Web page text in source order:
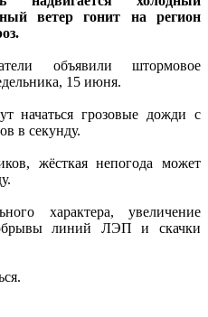
ветер гонит на регион
объявили штормовое
15 июня.
начаться грозовые дожди с
в секунду.
жёсткая непогода может
характера, увеличение
линий ЛЭП и скачки